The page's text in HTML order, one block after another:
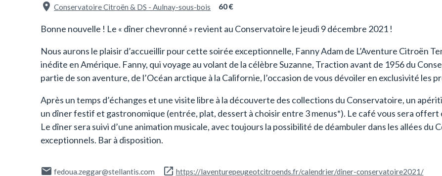
Conservatoire Citroën & DS - Aulnay-sous-bois 60 €
Bonne nouvelle ! Le « dîner chevronné » revient au Conservatoire le jeudi 9 décembre 2021 !
Nous aurons le plaisir d’accueillir pour cette soirée exceptionnelle, Fanny Adam de L’Aventure Citroën
inédite en Amérique. Fanny, qui voyage au volant de la célèbre Suzanne, Traction avant de 1956 du
partie de son aventure, de l’Océan arctique à la Californie, l’occasion de vous dévoiler en exclusivité les
Après un temps d’échanges et une visite libre à la découverte des collections du Conservatoire, un
un dîner festif et gastronomique (entrée, plat, dessert à choisir entre 3 menus*). Le café vous sera offert
Le dîner sera suivi d’une animation musicale, avec toujours la possibilité de déambuler dans les allées du
exceptionnels. Bar à disposition.
fedoua.zeggar@stellantis.com https://laventurepeugeotcitroends.fr/calendrier/diner-conservatoire2021/